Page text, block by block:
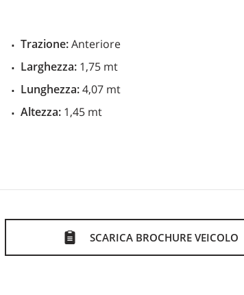
e ribaltabile
lato passeggero
Trazione:Anteriore
Larghezza: 1,75 mt
Lunghezza:4,07 mt
Altezza: 1,45 mt
SCARICA BROCHURE VEICOLO